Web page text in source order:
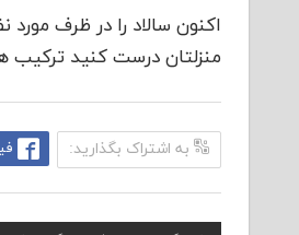
اکنون سالاد را در ظرف
منزلتان درست کنید
به اشتراک بگذارید: